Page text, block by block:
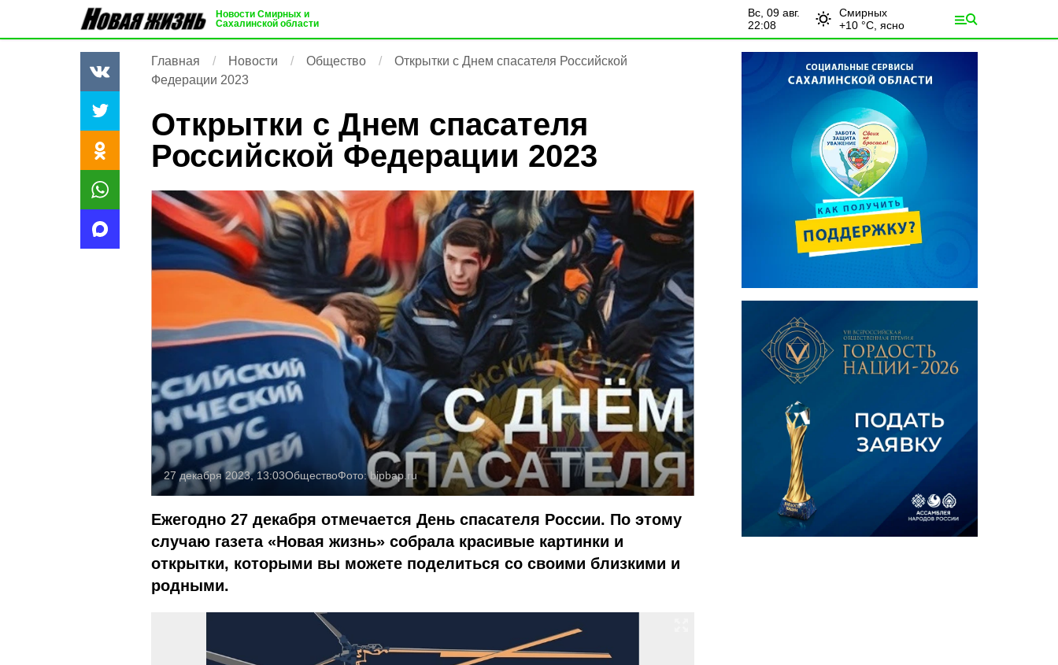
Новости Смирных и
Сахалинской области
вс, 09 авг.
22:08
Смирных
+10 °С, ясно
Главная Новости Общество
Открытки с Днем спасателя Российской
Федерации 2023
Открытки с Днем спасателя
Российской Федерации 2023
27 декабря 2023, 13:03ОбществоФото:bipbap.ru
Ежегодно 27 декабря отмечается День спасателя России. По этому
случаю газета «Новая жизнь» собрала красивые картинки и
открытки, которыми вы можете поделиться со своими близкими и
родными.